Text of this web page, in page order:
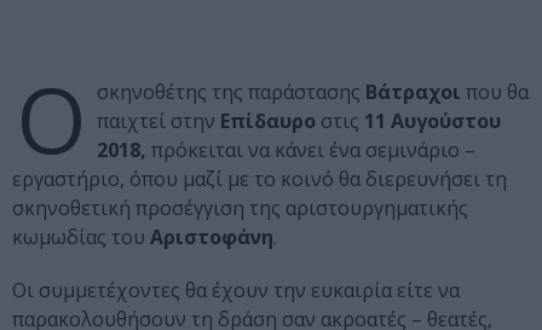
Ο σκηνοθέτης της παράστασης Βάτραχοι που θα
παιχτεί στην Επίδαυρο στις 11 Αυγούστου
2018, πρόκειται να κάνει ένα σεμινάριο –
εργαστήριο, όπου μαζί με το κοινό θα διερευνήσει τη
σκηνοθετική προσέγγιση της αριστουργηματικής
κωμωδίας του Αριστοφάνη.
Οι συμμετέχοντες θα έχουν την ευκαιρία είτε να
παρακολουθήσουν τη δράση σαν ακροατές – θεατές,